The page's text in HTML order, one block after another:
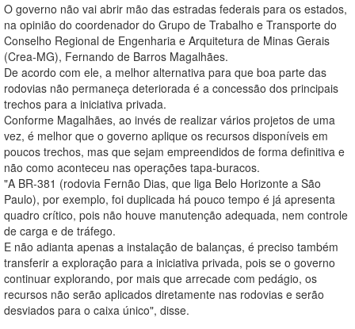
O governo não vai abrir mão das estradas federais para os estados,
na opinião do coordenador do Grupo de Trabalho e Transporte do
Conselho Regional de Engenharia e Arquitetura de Minas Gerais
(Crea-MG), Fernando de Barros Magalhães.
De acordo com ele, a melhor alternativa para que boa parte das
rodovias não permaneça deteriorada é a concessão dos principais
trechos para a iniciativa privada.
Conforme Magalhães, ao invés de realizar vários projetos de uma
vez, é melhor que o governo aplique os recursos disponíveis em
poucos trechos, mas que sejam empreendidos de forma definitiva e
não como aconteceu nas operações tapa-buracos.
"A BR-381 (rodovia Fernão Dias, que liga Belo Horizonte a São
Paulo), por exemplo, foi duplicada há pouco tempo é já apresenta
quadro crítico, pois não houve manutenção adequada, nem controle
de carga e de tráfego.
E não adianta apenas a instalação de balanças, é preciso também
transferir a exploração para a iniciativa privada, pois se o governo
continuar explorando, por mais que arrecade com pedágio, os
recursos não serão aplicados diretamente nas rodovias e serão
desviados para o caixa único", disse.